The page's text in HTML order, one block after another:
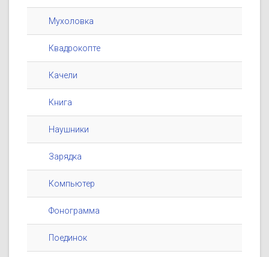
Мухоловка
Квадрокопте
Качели
Книга
Наушники
Зарядка
Компьютер
Фонограмма
Поединок